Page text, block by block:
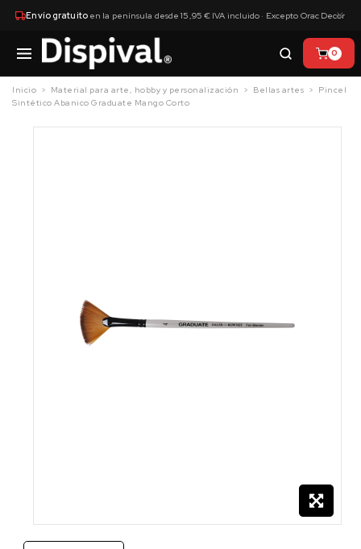
Envío gratuitoen la península desde 15,95 € IVA incluido · Excepto Orac Decor
×
0
Inicio Material para arte, hobby y personalización Bellas artes
Pincel
Sintético Abanico Graduate Mango Corto